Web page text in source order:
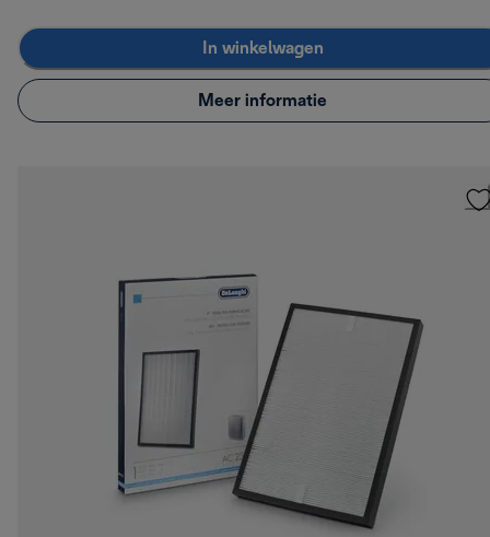
In winkelwagen
Meer informatie